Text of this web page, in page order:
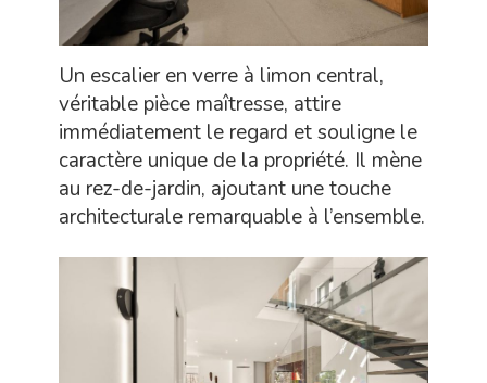
Un escalier en verre à limon central,
véritable pièce maîtresse, attire
immédiatement le regard et souligne le
caractère unique de la propriété. Il mène
au rez-de-jardin, ajoutant une touche
architecturale remarquable à l’ensemble.